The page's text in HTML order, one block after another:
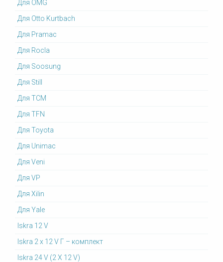
Для OMG
Для Otto Kurtbach
Для Pramac
Для Rocla
Для Soosung
Для Still
Для TCM
Для TFN
Для Toyota
Для Unimac
Для Veni
Для VP
Для Xilin
Для Yale
Iskra 12 V
Iskra 2 x 12 V Г – комплект
Iskra 24 V (2 X 12 V)